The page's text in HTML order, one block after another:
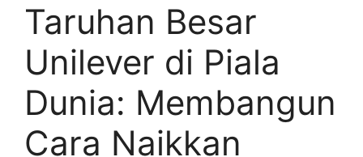
Taruhan Besar
Unilever di Piala
Dunia: Membangun
Cara Naikkan